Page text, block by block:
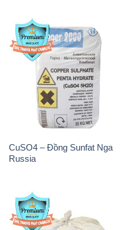
CuSO4 – Đồng Sunfat Nga
Russia